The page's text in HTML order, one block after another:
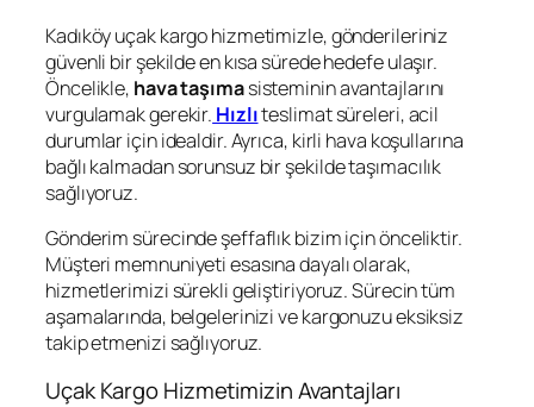
Kadıköy uçak kargo hizmetimizle, gönderileriniz
güvenli bir şekilde en kısa sürede hedefe ulaşır.
Öncelikle, hava taşımasisteminin avantajlarını
vurgulamak gerekir. Hızlıteslimat süreleri, acil
durumlar için idealdir. Ayrıca, kirli hava koşullarına
bağlı kalmadan sorunsuz bir şekilde taşımacılık
sağlıyoruz.
Gönderim sürecinde şeffaflık bizim için önceliktir.
Müşteri memnuniyeti esasına dayalı olarak,
hizmetlerimizi sürekli geliştiriyoruz. Sürecin tüm
aşamalarında, belgelerinizi ve kargonuzu eksiksiz
takip etmenizi sağlıyoruz.
Uçak Kargo Hizmetimizin Avantajları